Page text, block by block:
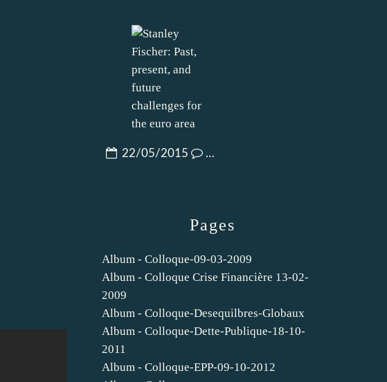
Pages
Album - Colloque-09-03-2009
Album - Colloque Crise Financière 13-02-
2009
Album - Colloque-Desequilbres-Globaux
Album - Colloque-Dette-Publique-18-10-
2011
Album - Colloque-EPP-09-10-2012
22/05/2015 …